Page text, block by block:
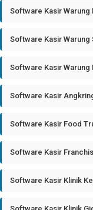
Software Kasir Warung
Software Kasir Warung
Software Kasir Warung
Software Kasir
Software Kasir Food
Software Kasir
Software Kasir Klinik